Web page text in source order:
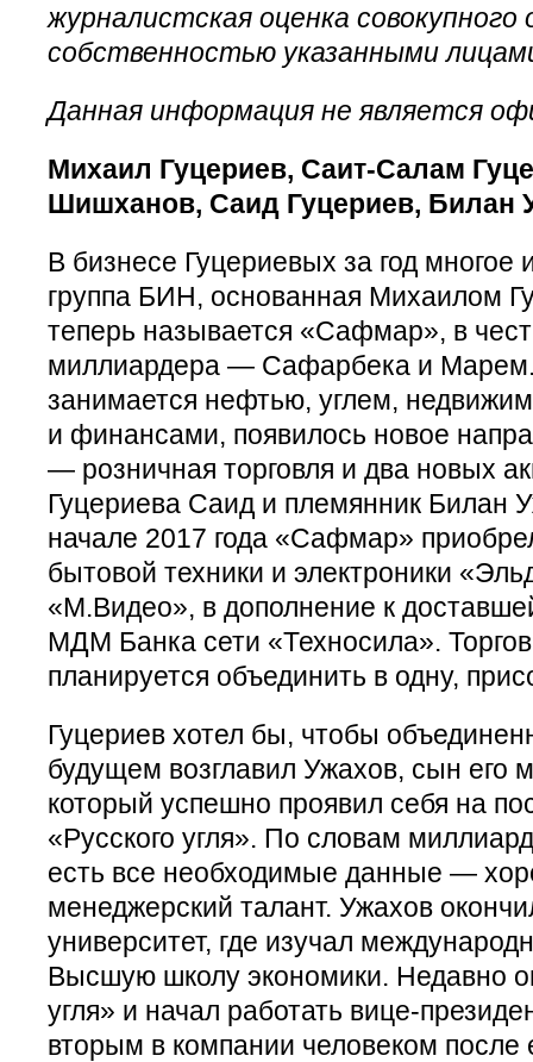
журналистская оценка совокупного
собственностью указанными
Данная информация не является
Михаил Гуцериев, Саит-Салам
Шишханов, Саид Гуцериев, Билан
В бизнесе Гуцериевых за год
группа БИН, основанная Михаилом
теперь называется «Сафмар», в
миллиардера — Сафарбека и Марем.
занимается нефтью, углем,
и финансами, появилось новое
— розничная торговля и два новых
Гуцериева Саид и племянник Билан
начале 2017 года «Сафмар»
бытовой техники и электроники
«М.Видео», в дополнение к
МДМ Банка сети «Техносила».
планируется объединить в одну,
Гуцериев хотел бы, чтобы
будущем возглавил Ужахов, сын его
который успешно проявил себя на
«Русского угля». По словам
есть все необходимые данные —
менеджерский талант. Ужахов
университет, где изучал
Высшую школу экономики. Недавно
угля» и начал работать вице-
вторым в компании человеком после